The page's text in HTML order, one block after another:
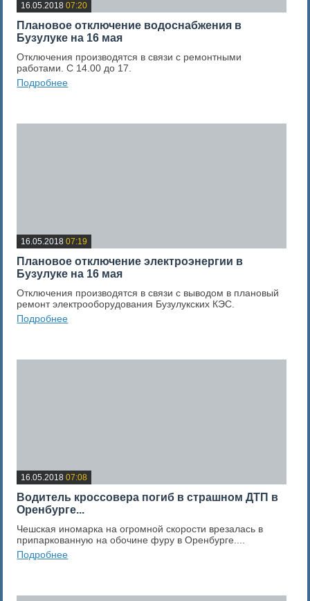
16.05.2018 07:20
Плановое отключение водоснабжения в
Бузулуке на 16 мая
Отключения производятся в связи с ремонтными
работами. С 14.00 до 17.
Подробнее
16.05.2018 07:19
Плановое отключение электроэнергии в
Бузулуке на 16 мая
Отключения производятся в связи с выводом в плановый
ремонт электрооборудования Бузулукских КЭС.
Подробнее
16.05.2018 07:08
Водитель кроссовера погиб в страшном ДТП в
Оренбурге...
Чешская иномарка на огромной скорости врезалась в
припаркованную на обочине фуру в Оренбурге....
Подробнее